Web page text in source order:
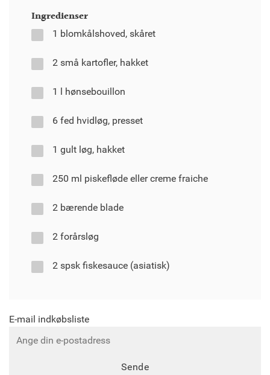
Ingredienser
1 blomkålshoved, skåret
2 små kartofler, hakket
1 l hønsebouillon
6 fed hvidløg, presset
1 gult løg, hakket
250 ml piskefløde eller creme fraiche
2 bærende blade
2 forårsløg
2 spsk fiskesauce (asiatisk)
E-mail indkøbsliste
Sende